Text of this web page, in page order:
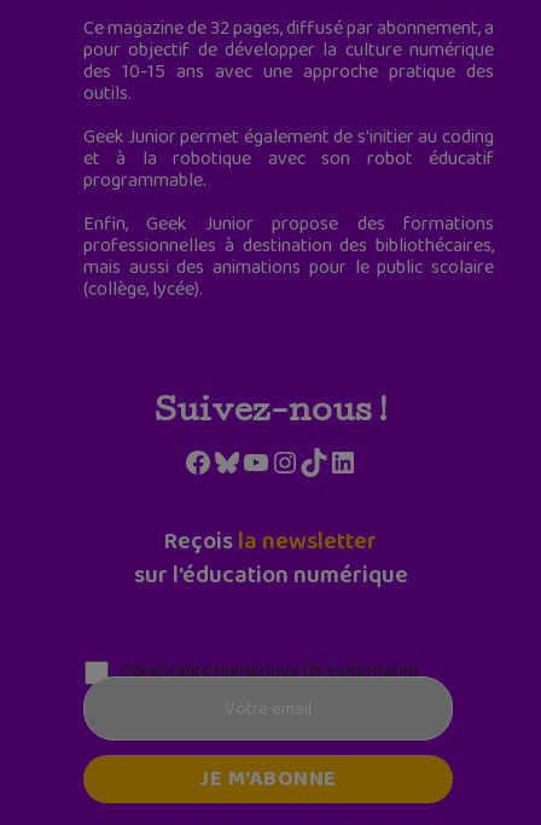
Ce magazine de 32 pages, diffusé par abonnement, a
pour objectif de développer la culture numérique
des 10-15 ans avec une approche pratique des
outils.
Geek Junior permet également de s'initier au coding
et à la robotique avec son robot éducatif
programmable.
Enfin, Geek Junior propose des formations
professionnelles à destination des bibliothécaires,
mais aussi des animations pour le public scolaire
(collège, lycée).
Suivez-nous !
Facebook
Bluesky
YouTube
Instagram
TikTokLinkedIn
Reçoisla newsletter
sur l'éducation numérique
Parentalité numérique (le lundi matin)